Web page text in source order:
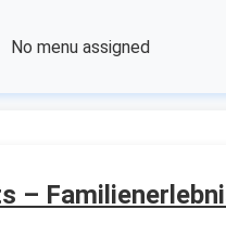
No menu assigned
–